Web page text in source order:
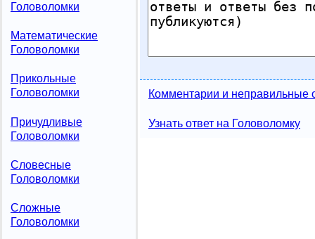
Головоломки
Математические
Головоломки
Прикольные
Головоломки
Причудливые
Головоломки
Словесные
Головоломки
Сложные
Головоломки
Комментарии и неправильные
Узнать ответ на Головоломку